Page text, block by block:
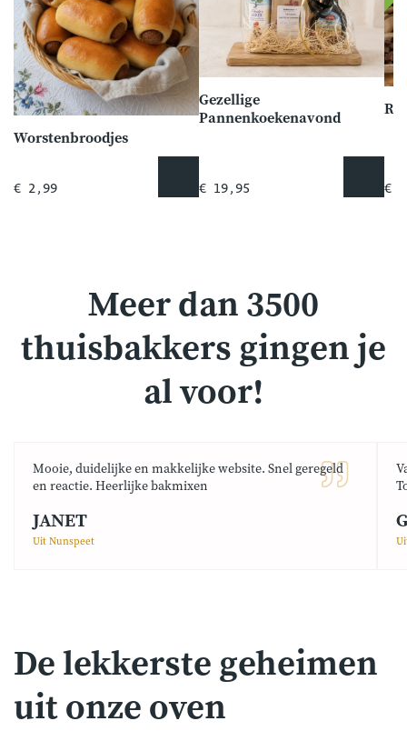
Worstenbroodjes
€ 2,99
Gezellige
Pannenkoekenavond
€ 19,95 €
Meer dan 3500
thuisbakkers gingen je
al voor!
Mooie, duidelijke en makkelijke website. Snel geregeld
en reactie. Heerlijke bakmixen
JANET
Uit Nunspeet
De lekkerste geheimen
uit onze oven